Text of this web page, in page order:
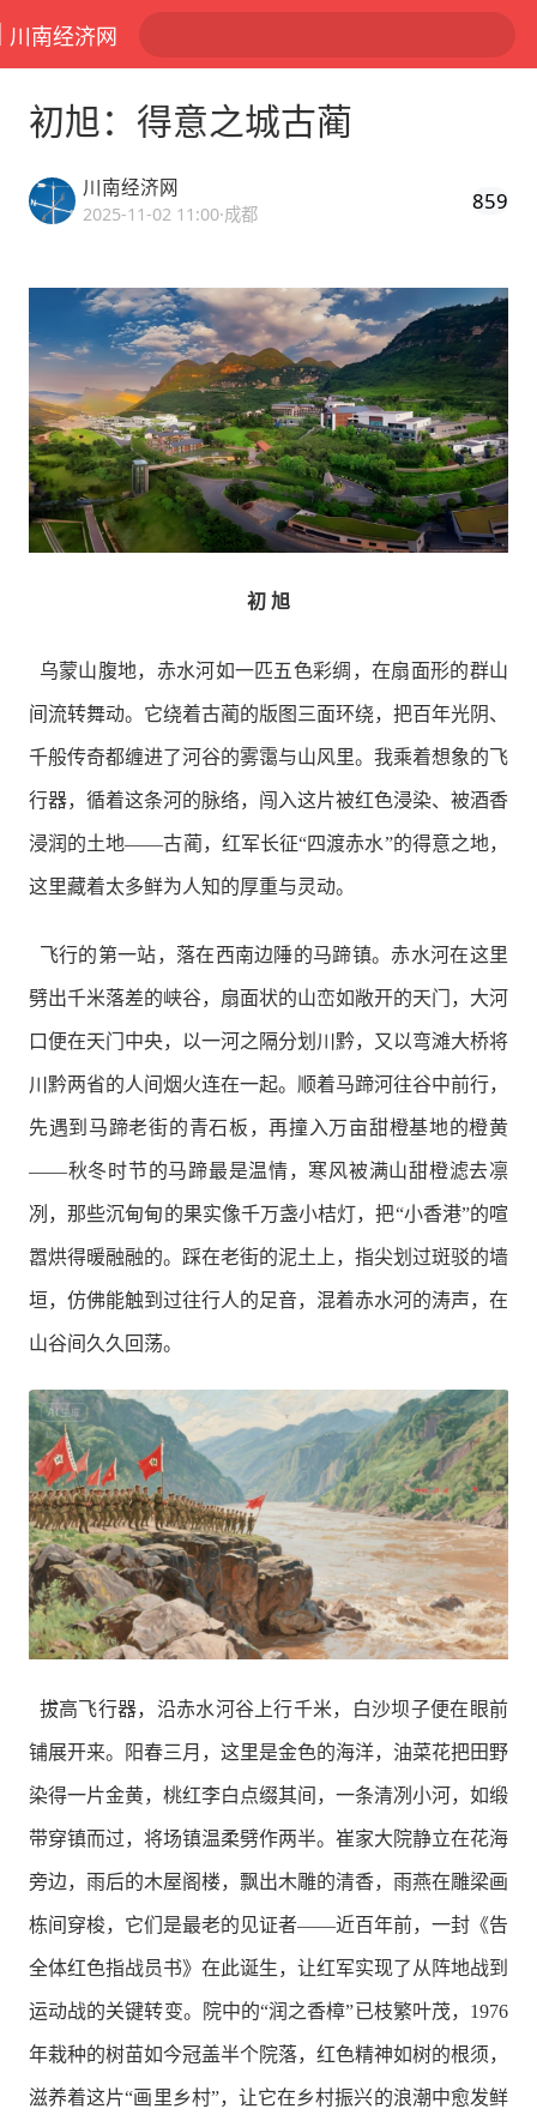
川南经济网
初旭：得意之城古蔺
川南经济网
2025-11-02 11:00·成都 859
初 旭
乌蒙山腹地，赤水河如一匹五色彩绸，在扇面形的群山
间流转舞动。它绕着古蔺的版图三面环绕，把百年光阴、
千般传奇都缠进了河谷的雾霭与山风里。我乘着想象的飞
行器，循着这条河的脉络，闯入这片被红色浸染、被酒香
浸润的土地——古蔺，红军长征“四渡赤水”的得意之地，
这里藏着太多鲜为人知的厚重与灵动。
飞行的第一站，落在西南边陲的马蹄镇。赤水河在这里
劈出千米落差的峡谷，扇面状的山峦如敞开的天门，大河
口便在天门中央，以一河之隔分划川黔，又以弯滩大桥将
川黔两省的人间烟火连在一起。顺着马蹄河往谷中前行，
先遇到马蹄老街的青石板，再撞入万亩甜橙基地的橙黄
——秋冬时节的马蹄最是温情，寒风被满山甜橙滤去凛
冽，那些沉甸甸的果实像千万盏小桔灯，把“小香港”的喧
嚣烘得暖融融的。踩在老街的泥土上，指尖划过斑驳的墙
垣，仿佛能触到过往行人的足音，混着赤水河的涛声，在
山谷间久久回荡。
拔高飞行器，沿赤水河谷上行千米，白沙坝子便在眼前
铺展开来。阳春三月，这里是金色的海洋，油菜花把田野
染得一片金黄，桃红李白点缀其间，一条清冽小河，如缎
带穿镇而过，将场镇温柔劈作两半。崔家大院静立在花海
旁边，雨后的木屋阁楼，飘出木雕的清香，雨燕在雕梁画
栋间穿梭，它们是最老的见证者——近百年前，一封《告
全体红色指战员书》在此诞生，让红军实现了从阵地战到
运动战的关键转变。院中的“润之香樟”已枝繁叶茂，1976
年栽种的树苗如今冠盖半个院落，红色精神如树的根须，
滋养着这片“画里乡村”，让它在乡村振兴的浪潮中愈发鲜